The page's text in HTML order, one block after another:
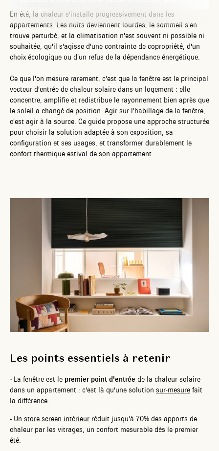
tout l’été.
En été, la chaleur s'installe progressivement dans les
appartements. Les nuits deviennent lourdes, le sommeil s'en
trouve perturbé, et la climatisation n'est souvent ni possible ni
souhaitée, qu'il s'agisse d'une contrainte de copropriété, d'un
choix écologique ou d'un refus de la dépendance énergétique.
Ce que l'on mesure rarement, c'est que la fenêtre est le principal
vecteur d'entrée de chaleur solaire dans un logement : elle
concentre, amplifie et redistribue le rayonnement bien après que
le soleil a changé de position. Agir sur l'habillage de la fenêtre,
c'est agir à la source. Ce guide propose une approche structurée
pour choisir la solution adaptée à son exposition, sa
configuration et ses usages, et transformer durablement le
confort thermique estival de son appartement.
Les points essentiels à retenir
- La fenêtre est le premier point d'entrée de la chaleur solaire
dans un appartement : c'est là qu'une solution sur-mesure fait
la différence.
- Un store screen intérieur réduit jusqu'à 70% des apports de
chaleur par les vitrages, un confort mesurable dès le premier
été.